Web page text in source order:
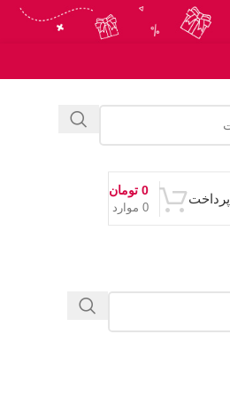
پرداخت
0 موارد
0 تومان